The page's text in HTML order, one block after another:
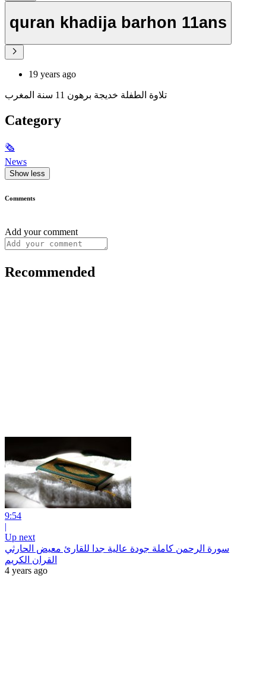
quran khadija barhon 11ans
19 years ago
تلاوة الطفلة خديجة برهون 11 سنة المغرب
Category
🗞
News
Show less
Comments
Add your comment
Recommended
9:54
|
Up next
سورة الرحمن كاملة جودة عالية جدا للقارئ معيض الحارثي
القران الكريم
4 years ago